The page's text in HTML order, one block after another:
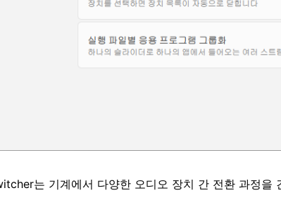
는 기계에서 다양한 오디오 장치 간 전환 과정을